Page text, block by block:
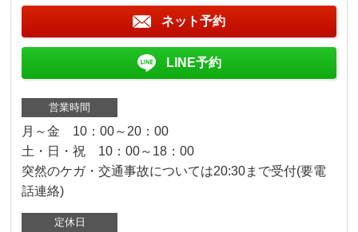
ネット予約
LINE予約
営業時間
月～金 10：00～20：00
土・日・祝 10：00～18：00
突然のケガ・交通事故については20:30まで受付(要電
話連絡)
定休日